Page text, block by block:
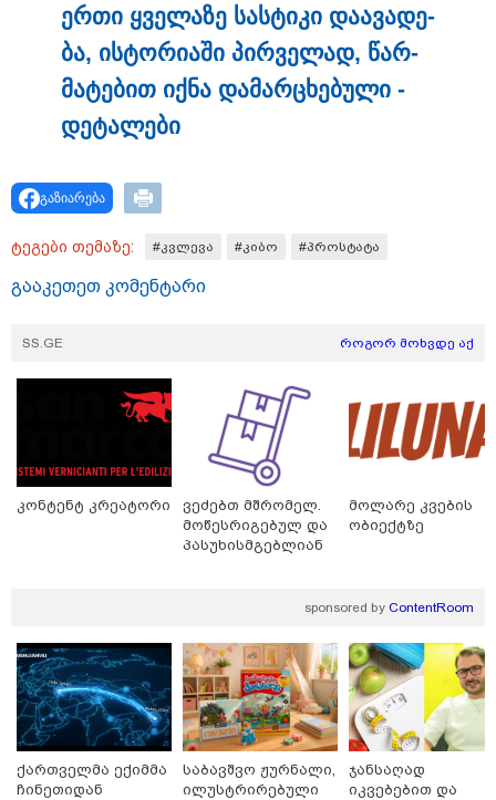
თბილისი - ჰერაკლიონი 1540.90
ლარიდან
ერთი ყვე­ლა­ზე სას­ტი­კი და­ა­ვა­დე­
ბა, ის­ტო­რი­ა­ში პირ­ვე­ლად, წარ­
მა­ტე­ბით იქნა და­მარ­ცხე­ბუ­ლი -
დე­ტა­ლე­ბი
გაზიარება
ტეგები თემაზე: #კვლევა #კიბო #პროსტატა
გააკეთეთ კომენტარი
SS.GE როგორ მოხვდე აქ
კონტენტ კრეატორი
ვეძებთ მშრომელ.
მოწესრიგებულ და
პასუხისმგებლიან
მოლარე კვების
ობიექტზე
sponsored by ContentRoom
ქართველმა ექიმმა
ჩინეთიდან
საბავშვო ჟურნალი,
ილუსტრირებული
ჯანსაღად
იკვებებით და